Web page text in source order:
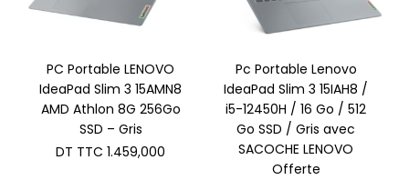
PC Portable LENOVO
IdeaPad Slim 3 15AMN8
AMD Athlon 8G 256Go
SSD – Gris
DT TTC 1.459,000
Pc Portable Lenovo
IdeaPad Slim 3 15IAH8 /
i5-12450H / 16 Go / 512
Go SSD / Gris avec
SACOCHE LENOVO
Offerte